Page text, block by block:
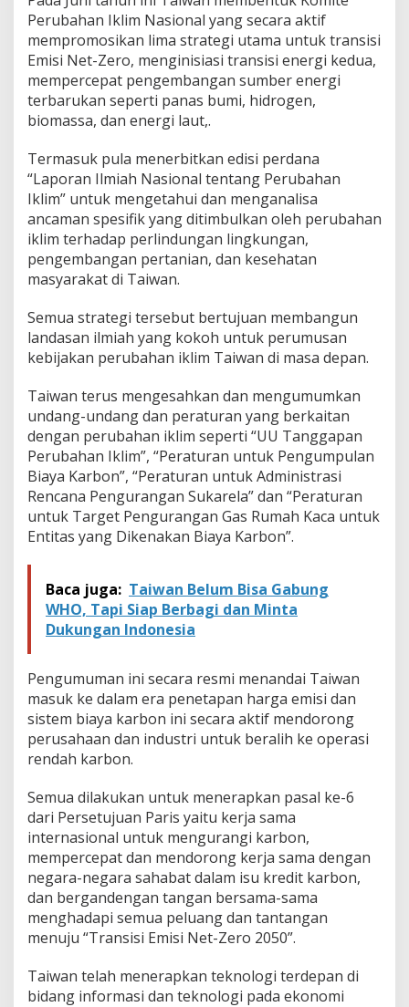
Perubahan Iklim Nasional yang secara aktif
mempromosikan lima strategi utama untuk transisi
Emisi Net-Zero, menginisiasi transisi energi kedua,
mempercepat pengembangan sumber energi
terbarukan seperti panas bumi, hidrogen,
biomassa, dan energi laut,.
Termasuk pula menerbitkan edisi perdana
“Laporan Ilmiah Nasional tentang Perubahan
Iklim” untuk mengetahui dan menganalisa
ancaman spesifik yang ditimbulkan oleh perubahan
iklim terhadap perlindungan lingkungan,
pengembangan pertanian, dan kesehatan
masyarakat di Taiwan.
Semua strategi tersebut bertujuan membangun
landasan ilmiah yang kokoh untuk perumusan
kebijakan perubahan iklim Taiwan di masa depan.
Taiwan terus mengesahkan dan mengumumkan
undang-undang dan peraturan yang berkaitan
dengan perubahan iklim seperti “UU Tanggapan
Perubahan Iklim”, “Peraturan untuk Pengumpulan
Biaya Karbon”, “Peraturan untuk Administrasi
Rencana Pengurangan Sukarela” dan “Peraturan
untuk Target Pengurangan Gas Rumah Kaca untuk
Entitas yang Dikenakan Biaya Karbon”.
Baca juga: Taiwan Belum Bisa Gabung
WHO, Tapi Siap Berbagi dan Minta
Dukungan Indonesia
Pengumuman ini secara resmi menandai Taiwan
masuk ke dalam era penetapan harga emisi dan
sistem biaya karbon ini secara aktif mendorong
perusahaan dan industri untuk beralih ke operasi
rendah karbon.
Semua dilakukan untuk menerapkan pasal ke-6
dari Persetujuan Paris yaitu kerja sama
internasional untuk mengurangi karbon,
mempercepat dan mendorong kerja sama dengan
negara-negara sahabat dalam isu kredit karbon,
dan bergandengan tangan bersama-sama
menghadapi semua peluang dan tantangan
menuju “Transisi Emisi Net-Zero 2050”.
Taiwan telah menerapkan teknologi terdepan di
bidang informasi dan teknologi pada ekonomi